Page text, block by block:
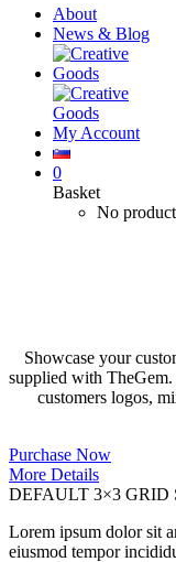
About
News & Blog
My Account
0
Basket
No
Showcase your
supplied with
customers logos,
Purchase Now
More Details
DEFAULT 3×3 GRID
Lorem ipsum dolor sit
eiusmod tempor